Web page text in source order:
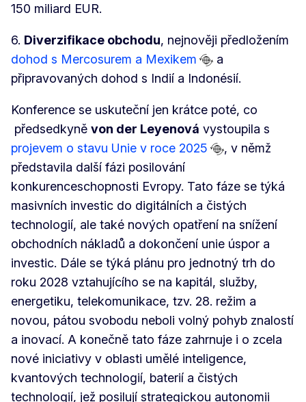
150 miliard EUR.
6. Diverzifikace obchodu, nejnověji předložením
dohod s Mercosurem a Mexikem
a
připravovaných dohod s Indií a Indonésií.
Konference se uskuteční jen krátce poté, co
předsedkyně von der Leyenová vystoupila s
projevem o stavu Unie v roce 2025
, v němž
představila další fázi posilování
konkurenceschopnosti Evropy. Tato fáze se týká
masivních investic do digitálních a čistých
technologií, ale také nových opatření na snížení
obchodních nákladů a dokončení unie úspor a
investic. Dále se týká plánu pro jednotný trh do
roku 2028 vztahujícího se na kapitál, služby,
energetiku, telekomunikace, tzv. 28. režim a
novou, pátou svobodu neboli volný pohyb znalostí
a inovací. A konečně tato fáze zahrnuje i o zcela
nové iniciativy v oblasti umělé inteligence,
kvantových technologií, baterií a čistých
technologií, jež posilují strategickou autonomii